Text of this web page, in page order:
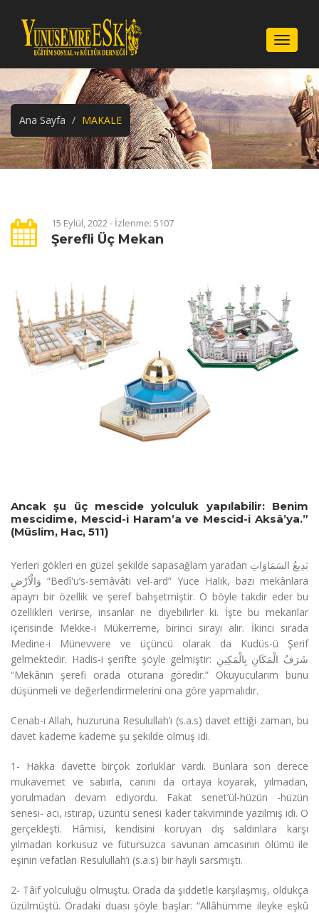
Menu
Ana Sayfa MAKALE
15 Eylül, 2022 - İzlenme: 5107
Şerefli Üç Mekan
Ancak şu üç mescide yolculuk yapılabilir: Benim
mescidime, Mescid-i Haram’a ve Mescid-i Aksâ’ya.”
(Müslim, Hac, 511)
Yerleri gökleri en güzel şekilde sapasağlam yaradan بَدِيعُ السَمَاوَاتِ
وَالْاَرْضِ “Bedî'u’s-semâvâti vel-ard” Yüce Halik, bazı mekânlara
apayrı bir özellik ve şeref bahşetmiştir. O böyle takdir eder bu
özellikleri verirse, insanlar ne diyebilirler ki. İşte bu mekanlar
içerisinde Mekke-i Mükerreme, birinci sırayı alır. İkinci sırada
Medine-i Münevvere ve üçüncü olarak da Kudüs-ü Şerif
gelmektedir. Hadis-i şerifte şöyle gelmiştir: شَرَفُ الْمَكَانِ بِالْمَكِينِ
“Mekânın şerefi orada oturana göredir.” Okuyucularım bunu
düşünmeli ve değerlendirmelerini ona göre yapmalıdır.
Cenab-ı Allah, huzuruna Resulullah’ı (s.a.s) davet ettiği zaman, bu
davet kademe kademe şu şekilde olmuş idi.
1- Hakka davette birçok zorluklar vardı. Bunlara son derece
mukavemet ve sabırla, canını da ortaya koyarak, yılmadan,
yorulmadan devam ediyordu. Fakat senet’ül-hüzün -hüzün
senesi- acı, ıstırap, üzüntü senesi kader takviminde yazılmış idi. O
gerçekleşti. Hâmisi, kendisini koruyan dış saldırılara karşı
yılmadan korkusuz ve fütursuzca savunan amcasının ölümü ile
eşinin vefatları Resulullah’ı (s.a.s) bir hayli sarsmıştı.
2- Tâif yolculuğu olmuştu. Orada da şiddetle karşılaşmış, oldukça
üzülmüştü. Oradaki duası şöyle başlar: “Allâhümme ileyke eşkû